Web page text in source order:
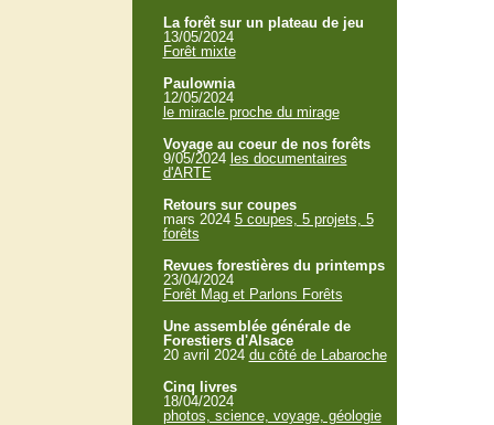
La forêt sur un plateau de jeu
13/05/2024
Forêt mixte
Paulownia
12/05/2024
le miracle proche du mirage
Voyage au coeur de nos forêts
9/05/2024 les documentaires
d'ARTE
Retours sur coupes
mars 2024 5 coupes, 5 projets, 5
forêts
Revues forestières du printemps
23/04/2024
Forêt Mag et Parlons Forêts
Une assemblée générale de
Forestiers d'Alsace
20 avril 2024 du côté de Labaroche
Cinq livres
18/04/2024
photos, science, voyage, géologie